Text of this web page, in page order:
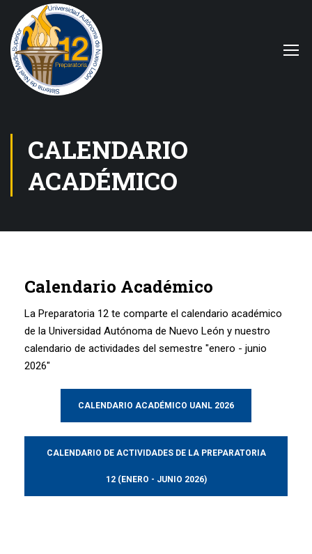
CALENDARIO
ACADÉMICO
Calendario Académico
La Preparatoria 12 te comparte el calendario académico
de la Universidad Autónoma de Nuevo León y nuestro
calendario de actividades del semestre "enero - junio
2026"
CALENDARIO ACADÉMICO UANL 2026
CALENDARIO DE ACTIVIDADES DE LA PREPARATORIA
12 (ENERO - JUNIO 2026)